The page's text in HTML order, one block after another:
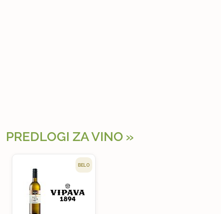
PREDLOGI ZA VINO
BELO